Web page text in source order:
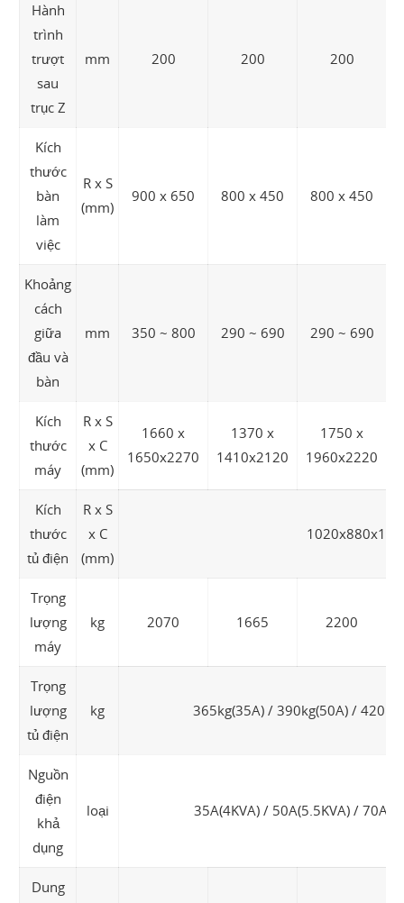
Hành
trình
trượt
sau
trục Z
mm 200 200 200
Kích
thước
bàn
làm
việc
R x S
(mm)
900 x 650 800 x 450 800 x 450
Khoảng
cách
giữa
đầu và
bàn
mm 350 ~ 800 290 ~ 690 290 ~ 690
Kích
thước
máy
R x S
x C
(mm)
1660 x
1650x2270
1370 x
1410x2120
1750 x
1960x2220
Kích
thước
tủ điện
R x S
x C
(mm)
Trọng
lượng
máy
kg 2070 1665 2200
Trọng
lượng
tủ điện
kg 365kg(35A) / 390kg(50A) /
Nguồn
điện
khả
dụng
loại 35A(4KVA) / 50A(5.5KVA) /
Dung